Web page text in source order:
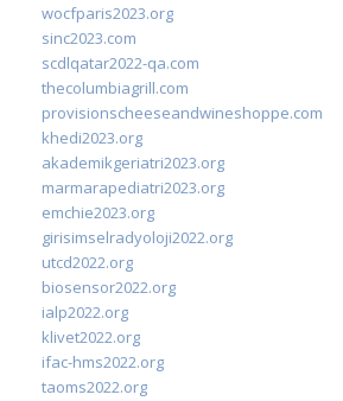
wocfparis2023.org
sinc2023.com
scdlqatar2022-qa.com
thecolumbiagrill.com
provisionscheeseandwineshoppe.com
khedi2023.org
akademikgeriatri2023.org
marmarapediatri2023.org
emchie2023.org
girisimselradyoloji2022.org
utcd2022.org
biosensor2022.org
ialp2022.org
klivet2022.org
ifac-hms2022.org
taoms2022.org